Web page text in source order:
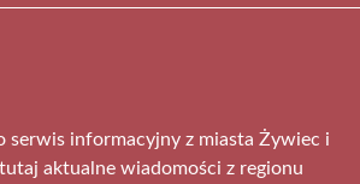
serwis informacyjny z miasta Żywiec i
aktualne wiadomości z regionu